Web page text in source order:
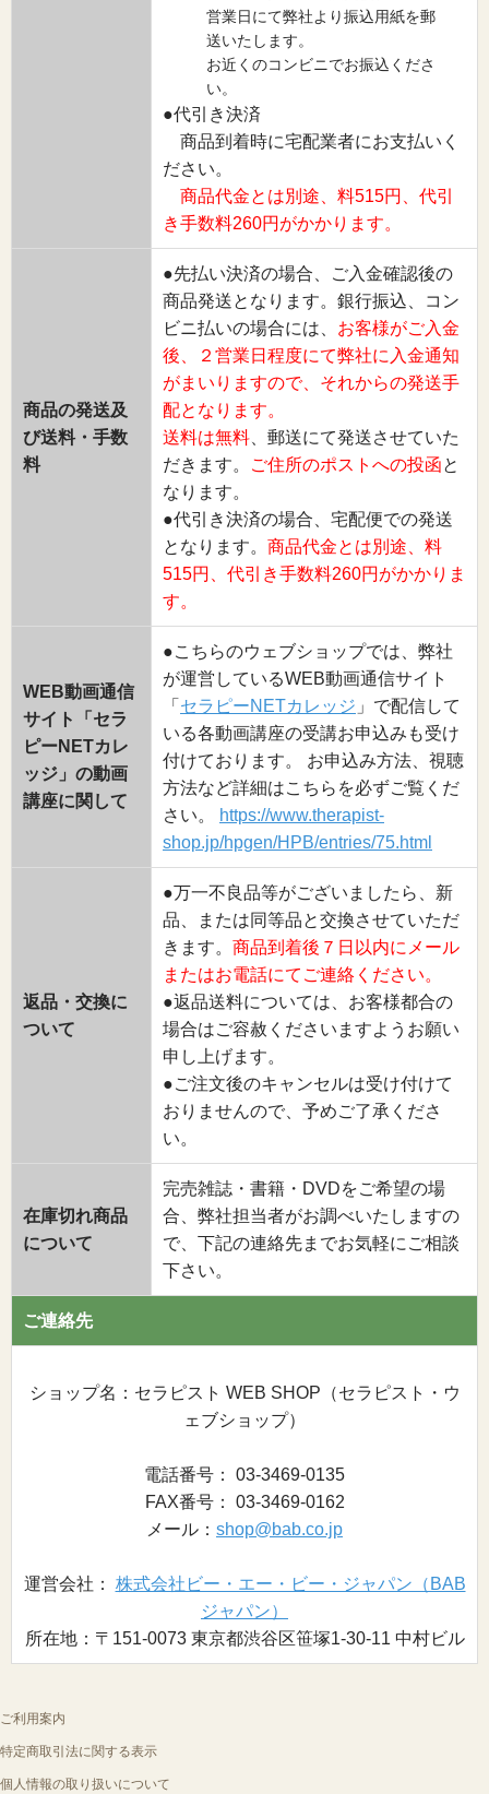
営業日にて弊社より振込用紙を郵
送いたします。
お近くのコンビニでお振込くださ
い。
●代引き決済
商品到着時に宅配業者にお支払いく
ださい。
商品代金とは別途、料515円、代引
き手数料260円がかかります。
商品の発送及
び送料・手数
料
●先払い決済の場合、ご入金確認後の
商品発送となります。銀行振込、コン
ビニ払いの場合には、 お客様がご入金
後、２営業日程度にて弊社に入金通知
がまいりますので、それからの発送手
配となります。
送料は無料 、郵送にて発送させていた
だきます。
ご住所のポストへの投函と
なります。
●代引き決済の場合、宅配便での発送
となります。 商品代金とは別途、料
515円、代引き手数料260円がかかりま
す。
WEB動画通信
サイト「セラ
ピーNETカレ
ッジ」の動画
講座に関して
●こちらのウェブショップでは、弊社
が運営しているWEB動画通信サイト
「 セラピーNETカレッジ 」で配信して
いる各動画講座の受講お申込みも受け
付けております。 お申込み方法、視聴
方法など詳細はこちらを必ずご覧くだ
さい。
https://www.therapist-
shop.jp/hpgen/HPB/entries/75.html
返品・交換に
ついて
●万一不良品等がございましたら、新
品、または同等品と交換させていただ
きます。 商品到着後７日以内にメール
またはお電話にてご連絡ください。
●返品送料については、お客様都合の
場合はご容赦くださいますようお願い
申し上げます。
●ご注文後のキャンセルは受け付けて
おりませんので、予めご了承くださ
い。
在庫切れ商品
について
完売雑誌・書籍・DVDをご希望の場
合、弊社担当者がお調べいたしますの
で、下記の連絡先までお気軽にご相談
下さい。
ご連絡先
ショップ名：セラピスト WEB SHOP（セラピスト・ウ
ェブショップ）
電話番号： 03-3469-0135
FAX番号： 03-3469-0162
メール： shop@bab.co.jp
運営会社： 株式会社ビー・エー・ビー・ジャパン（BAB
ジャパン）
所在地：〒151-0073 東京都渋谷区笹塚1-30-11 中村ビル
ご利用案内
特定商取引法に関する表示
個人情報の取り扱いについて